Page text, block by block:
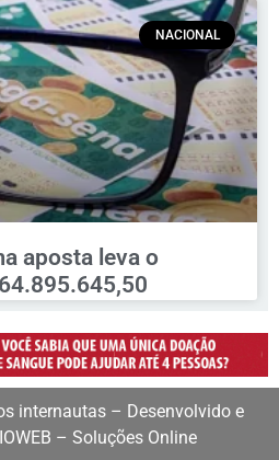
NACIONAL
aposta leva o
internautas – Desenvolvido e
– Soluções Online